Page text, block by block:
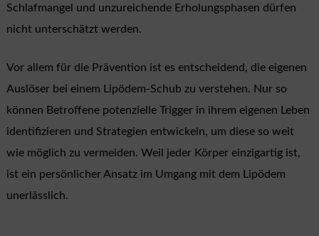
Schlafmangel und unzureichende Erholungsphasen dürfen
nicht unterschätzt werden.
Vor allem für die Prävention ist es entscheidend, die eigenen
Auslöser bei einem Lipödem-Schub zu verstehen. Nur so
können Betroffene potenzielle Trigger in ihrem eigenen Leben
identifizieren und Strategien entwickeln, um diese so weit
wie möglich zu vermeiden. Weil jeder Körper einzigartig ist,
ist ein persönlicher Ansatz im Umgang mit dem Lipödem
unerlässlich.